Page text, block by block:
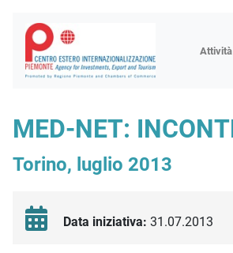
MED-NET:
Torino, luglio 2013
Data iniziativa: 31.07.2013